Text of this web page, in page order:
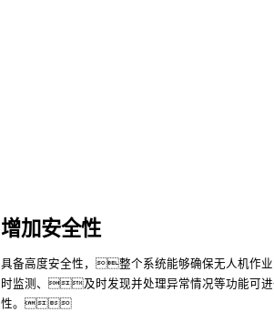
增加安全性
具备高度安全性，整个系统能够确保无人机
时监测、及时发现并处理异常情况等功能可进
性。